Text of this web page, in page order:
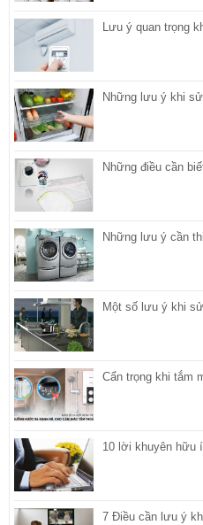
Lưu ý quan trọng
Những lưu ý khi
Những điều cần
Những lưu ý cần
Một số lưu ý khi
Cẩn trọng khi tắm
10 lời khuyên hữu
7 Điều cần lưu ý